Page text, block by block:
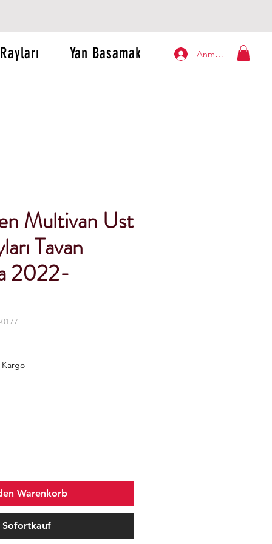
Anmelden
Yan Basamak
Multivan Ust
Tavan
2022-
Kargo
Warenkorb
Sofortkauf